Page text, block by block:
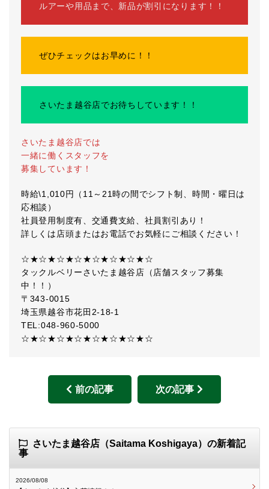
ルアーや用品まで、新品が割引になります！！
ぜひチェックはお早めに！！
さいたま越谷店でお待ちしています！！
さいたま越谷店では
一緒に働くスタッフを
募集しています！
時給\1,010円（11～21時の間でシフト制、時間・曜日は
応相談）
社員登用制度有、交通費支給、社員割引あり！
詳しくは店頭またはお電話でお気軽にご相談ください！
☆★☆★☆★☆★☆★☆★☆★☆
タックルベリーさいたま越谷店（店舗スタッフ募集
中！！）
〒343-0015
埼玉県越谷市花田2-18-1
TEL:048-960-5000
☆★☆★☆★☆★☆★☆★☆★☆
前の記事 次の記事
さいたま越谷店（Saitama Koshigaya）の新着記
事
2026/08/08